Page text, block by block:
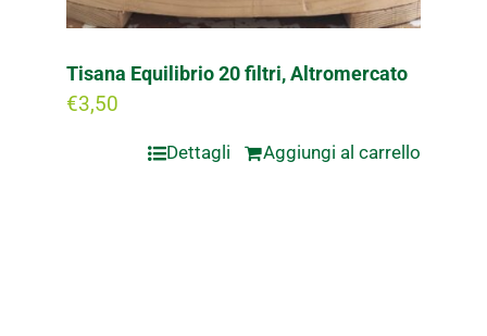
Tisana Equilibrio 20 filtri, Altromercato
€3,50
Aggiungi al carrello
Dettagli